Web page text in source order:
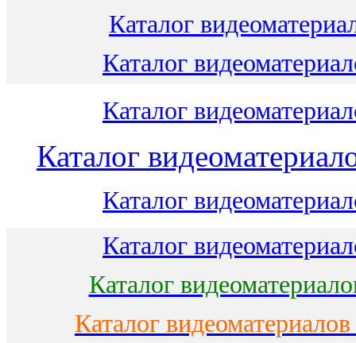
Каталог
Каталог
Каталог
Каталог
Каталог
Каталог
Каталог
Каталог